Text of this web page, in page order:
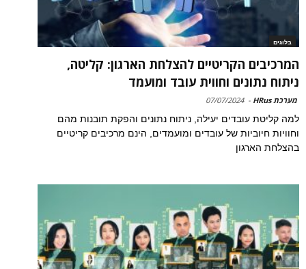
בלוגים
המרכיבים הקריטיים להצלחת הארגון: קליטה,
ניתוח נתונים וחווית עובד ומועמד
מערכת HRus -
07/07/2024
למה קליטת עובדים יעילה, ניתוח נתונים והפקת תובנות מהם
וחוויות חיוביות של עובדים ומועמדים, הינם מרכיבים קריטיים
בהצלחת הארגון